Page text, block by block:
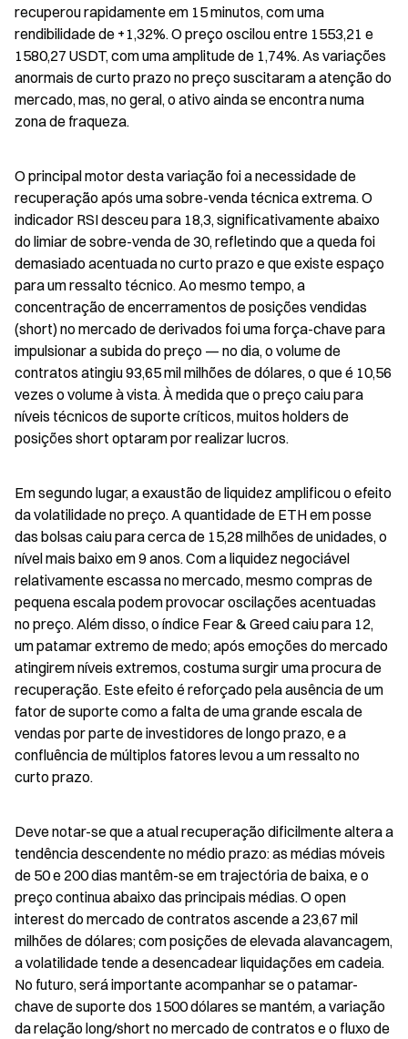
recuperou rapidamente em 15 minutos, com uma
rendibilidade de +1,32%. O preço oscilou entre 1553,21 e
1580,27 USDT, com uma amplitude de 1,74%. As variações
anormais de curto prazo no preço suscitaram a atenção do
mercado, mas, no geral, o ativo ainda se encontra numa
zona de fraqueza.
O principal motor desta variação foi a necessidade de
recuperação após uma sobre-venda técnica extrema. O
indicador RSI desceu para 18,3, significativamente abaixo
do limiar de sobre-venda de 30, refletindo que a queda foi
demasiado acentuada no curto prazo e que existe espaço
para um ressalto técnico. Ao mesmo tempo, a
concentração de encerramentos de posições vendidas
(short) no mercado de derivados foi uma força-chave para
impulsionar a subida do preço — no dia, o volume de
contratos atingiu 93,65 mil milhões de dólares, o que é 10,56
vezes o volume à vista. À medida que o preço caiu para
níveis técnicos de suporte críticos, muitos holders de
posições short optaram por realizar lucros.
Em segundo lugar, a exaustão de liquidez amplificou o efeito
da volatilidade no preço. A quantidade de ETH em posse
das bolsas caiu para cerca de 15,28 milhões de unidades, o
nível mais baixo em 9 anos. Com a liquidez negociável
relativamente escassa no mercado, mesmo compras de
pequena escala podem provocar oscilações acentuadas
no preço. Além disso, o índice Fear & Greed caiu para 12,
um patamar extremo de medo; após emoções do mercado
atingirem níveis extremos, costuma surgir uma procura de
recuperação. Este efeito é reforçado pela ausência de um
fator de suporte como a falta de uma grande escala de
vendas por parte de investidores de longo prazo, e a
confluência de múltiplos fatores levou a um ressalto no
curto prazo.
Deve notar-se que a atual recuperação dificilmente altera a
tendência descendente no médio prazo: as médias móveis
de 50 e 200 dias mantêm-se em trajectória de baixa, e o
preço continua abaixo das principais médias. O open
interest do mercado de contratos ascende a 23,67 mil
milhões de dólares; com posições de elevada alavancagem,
a volatilidade tende a desencadear liquidações em cadeia.
No futuro, será importante acompanhar se o patamar-
chave de suporte dos 1500 dólares se mantém, a variação
da relação long/short no mercado de contratos e o fluxo de